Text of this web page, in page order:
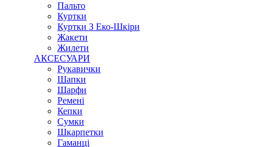
Пальто
Куртки
Куртки З Еко-Шкіри
Жакети
Жилети
АКСЕСУАРИ
Рукавички
Шапки
Шарфи
Ремені
Кепки
Сумки
Шкарпетки
Гаманці